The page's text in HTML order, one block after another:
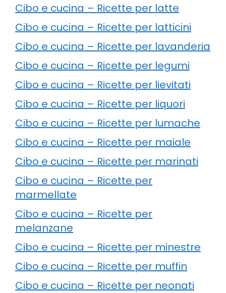
Cibo e cucina – Ricette per latte
Cibo e cucina – Ricette per latticini
Cibo e cucina – Ricette per lavanderia
Cibo e cucina – Ricette per legumi
Cibo e cucina – Ricette per lievitati
Cibo e cucina – Ricette per liquori
Cibo e cucina – Ricette per lumache
Cibo e cucina – Ricette per maiale
Cibo e cucina – Ricette per marinati
Cibo e cucina – Ricette per
marmellate
Cibo e cucina – Ricette per
melanzane
Cibo e cucina – Ricette per minestre
Cibo e cucina – Ricette per muffin
Cibo e cucina – Ricette per neonati